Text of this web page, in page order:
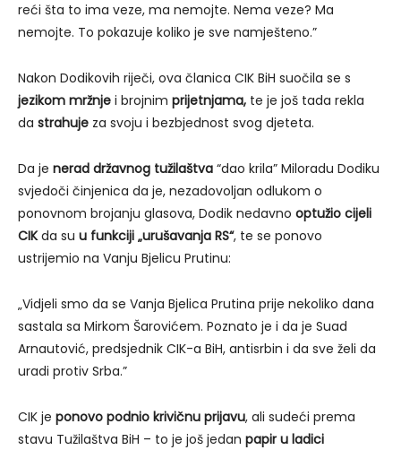
reći šta to ima veze, ma nemojte. Nema veze? Ma
nemojte. To pokazuje koliko je sve namješteno.”
Nakon Dodikovih riječi, ova članica CIK BiH suočila se s
jezikom mržnje i brojnim prijetnjama, te je još tada rekla
da strahuje za svoju i bezbjednost svog djeteta.
Da je nerad državnog tužilaštva “dao krila” Miloradu Dodiku
svjedoči činjenica da je, nezadovoljan odlukom o
ponovnom brojanju glasova, Dodik nedavno optužio cijeli
CIKda su u funkciji „urušavanja RS“, te se ponovo
ustrijemio na Vanju Bjelicu Prutinu:
„Vidjeli smo da se Vanja Bjelica Prutina prije nekoliko dana
sastala sa Mirkom Šarovićem. Poznato je i da je Suad
Arnautović, predsjednik CIK-a BiH, antisrbin i da sve želi da
uradi protiv Srba.”
CIK je ponovo podnio krivičnu prijavu, ali sudeći prema
stavu Tužilaštva BiH – to je još jedan papir u ladici